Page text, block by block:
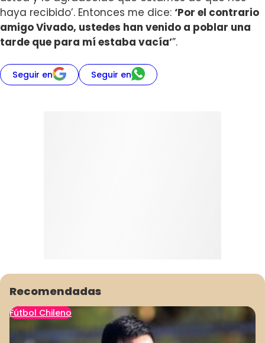
haya recibido’. Entonces me dice: ‘Por el contrario
amigo Vivado, ustedes han venido a poblar una
tarde que para mí estaba vacía’”.
Seguir en Seguir en
Recomendadas
Fútbol Chileno